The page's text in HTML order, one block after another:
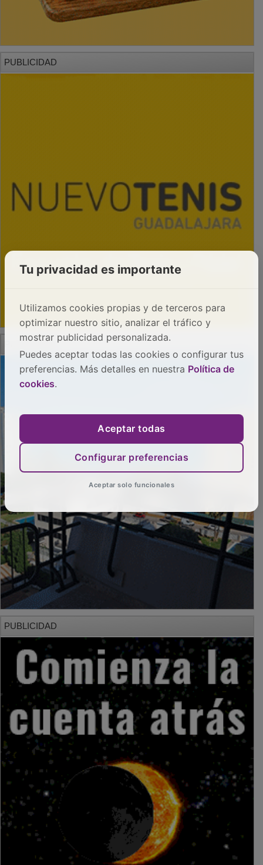
PUBLICIDAD
PUBLICIDAD
PUBLICIDAD
Tu privacidad es importante
Utilizamos cookies propias y de terceros para
optimizar nuestro sitio, analizar el tráfico y
mostrar publicidad personalizada.
Puedes aceptar todas las cookies o configurar tus
preferencias. Más detalles en nuestra Política de
cookies.
Aceptar todas
Configurar preferencias
Aceptar solo funcionales